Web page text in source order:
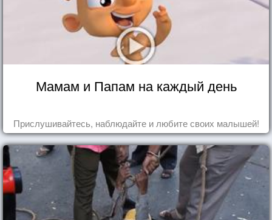
Мамам и Папам на каждый день
Прислушивайтесь, наблюдайте и любите своих малышей!